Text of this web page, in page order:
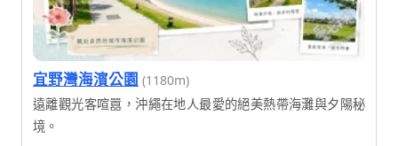
宜野灣海濱公園 (1180m)
遠離觀光客喧囂，沖繩在地人最愛的絕美熱帶海灘與夕陽秘
境。